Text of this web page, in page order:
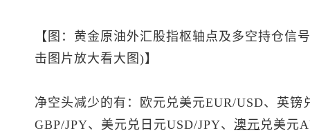
【图：黄金原油外汇股指枢轴点及多空持仓信
击图片放大看大图)】
净空头减少的有： 欧元兑美元EUR/USD、 英镑
GBP/JPY、 美元兑日元USD/JPY、 澳元兑美元